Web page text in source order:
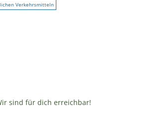
Verkehrsmitteln
sind für dich erreichbar!